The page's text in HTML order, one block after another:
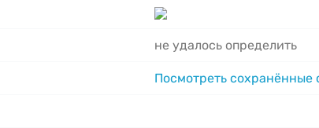
не удалось определить
Посмотреть сохранённые